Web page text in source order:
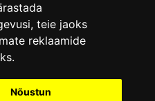
, teie jaoks
reklaamide
.
Nõustun
610 4178